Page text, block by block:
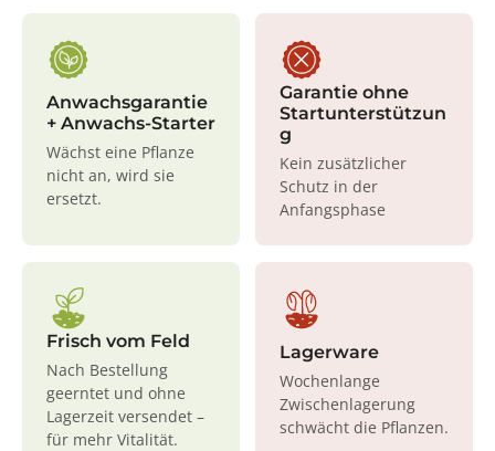
Anwachsgarantie
+ Anwachs-Starter
Wächst eine Pflanze
nicht an, wird sie
ersetzt.
Garantie ohne
Startunterstützun
g
Kein zusätzlicher
Schutz in der
Anfangsphase
Frisch vom Feld
Nach Bestellung
geerntet und ohne
Lagerzeit versendet –
für mehr Vitalität.
Lagerware
Wochenlange
Zwischenlagerung
schwächt die Pflanzen.